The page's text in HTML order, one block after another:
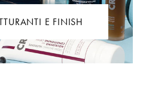
E FINISH